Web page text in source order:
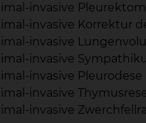
invasive
invasive Korrektur
invasive
invasive
invasive
invasive
invasive